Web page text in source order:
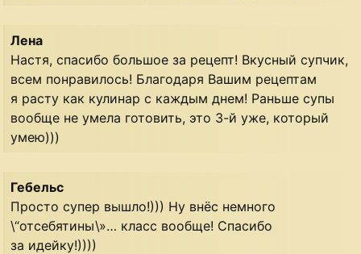
Лена
Настя, спасибо большое за рецепт! Вкусный супчик,
всем понравилось! Благодаря Вашим рецептам
я расту как кулинар с каждым днем! Раньше супы
вообще не умела готовить, это 3-й уже, который
умею)))
Гебельс
Просто супер вышло!))) Ну внёс немного
\“отсебятины\»… класс вообще! Спасибо
за идейку!))))